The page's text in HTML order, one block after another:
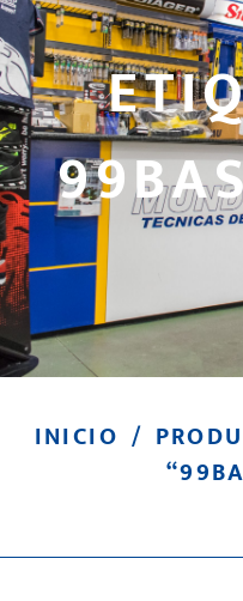
INICIO /